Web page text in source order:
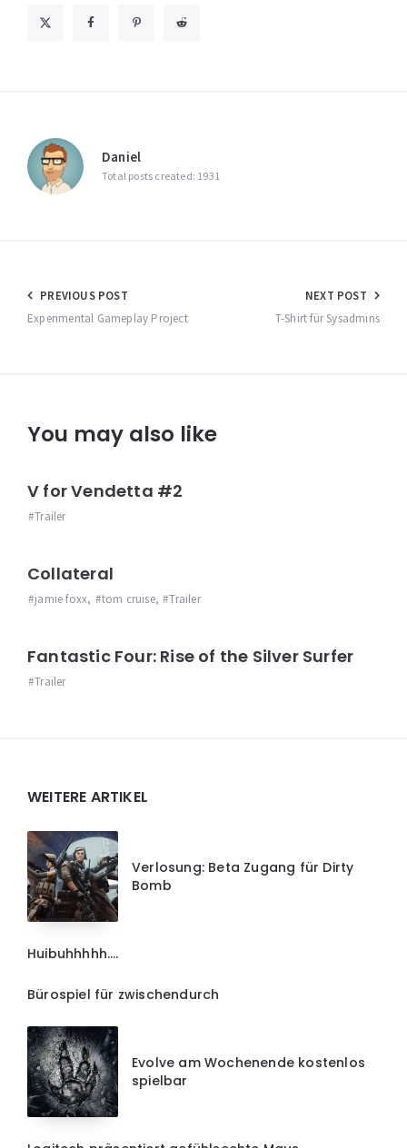
Daniel
Total posts created: 1931
Beitragsnavigation
PREVIOUS POST
Experimental Gameplay Project
NEXT POST
T-Shirt für Sysadmins
You may also like
V for Vendetta #2
Trailer
Collateral
jamie foxx, tom cruise, Trailer
Fantastic Four: Rise of the Silver Surfer
Trailer
Widgets
WEITERE ARTIKEL
Verlosung: Beta Zugang für Dirty
Bomb
Huibuhhhhh….
Bürospiel für zwischendurch
Evolve am Wochenende kostenlos
spielbar